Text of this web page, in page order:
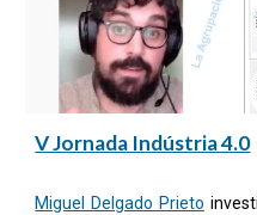
V Jornada Indústria 4.0
Miguel Delgado Prieto